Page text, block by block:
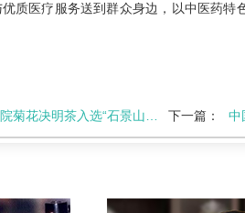
质医疗服务送到群众身边，以中医药
明茶入选“石景山礼物”打榜好物 下一篇： 中